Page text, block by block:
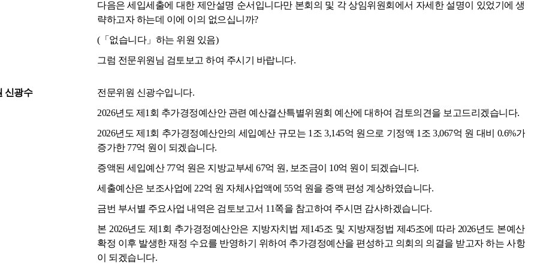
다음은 세입세출에 대한 제안설명 순서입니다만 본회의 및 각 상임위원회에서 자세한 설명이 있었기에 생
략하고자 하는데 이에 이의 없으십니까?
(「없습니다」하는 위원 있음)
그럼 전문위원님 검토보고 하여 주시기 바랍니다.
신광수
전문위원 신광수입니다.
2026년도 제1회 추가경정예산안 관련 예산결산특별위원회 예산에 대하여 검토의견을 보고드리겠습니다.
2026년도 제1회 추가경정예산안의 세입예산 규모는 1조 3,145억 원으로 기정액 1조 3,067억 원 대비 0.6%가
증가한 77억 원이 되겠습니다.
증액된 세입예산 77억 원은 지방교부세 67억 원, 보조금이 10억 원이 되겠습니다.
세출예산은 보조사업에 22억 원 자체사업액에 55억 원을 증액 편성 계상하였습니다.
금번 부서별 주요사업 내역은 검토보고서 11쪽을 참고하여 주시면 감사하겠습니다.
본 2026년도 제1회 추가경정예산안은 지방자치법 제145조 및 지방재정법 제45조에 따라 2026년도 본예산
확정 이후 발생한 재정 수요를 반영하기 위하여 추가경정예산을 편성하고 의회의 의결을 받고자 하는 사항
이 되겠습니다.